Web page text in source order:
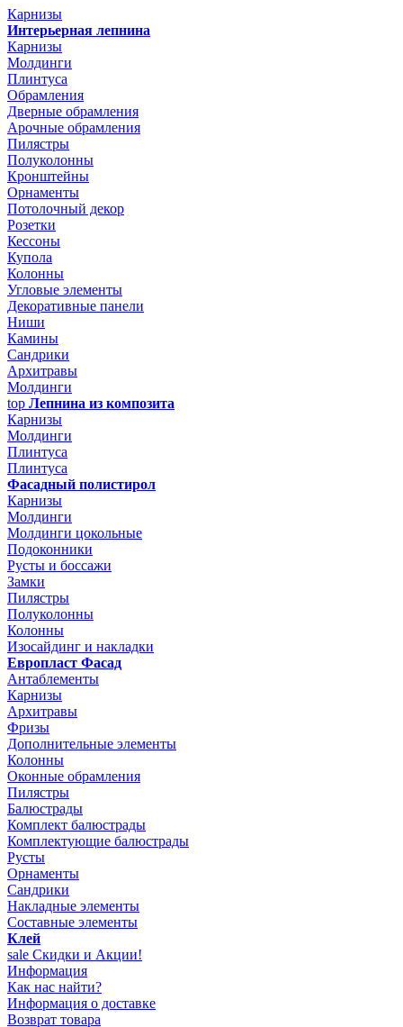
Карнизы
Интерьерная лепнина
Карнизы
Молдинги
Плинтуса
Обрамления
Дверные обрамления
Арочные обрамления
Пилястры
Полуколонны
Кронштейны
Орнаменты
Потолочный декор
Розетки
Кессоны
Купола
Колонны
Угловые элементы
Декоративные панели
Ниши
Камины
Сандрики
Архитравы
Молдинги
top Лепнина из композита
Карнизы
Молдинги
Плинтуса
Плинтуса
Фасадный полистирол
Карнизы
Молдинги
Молдинги цокольные
Подоконники
Русты и боссажи
Замки
Пилястры
Полуколонны
Колонны
Изосайдинг и накладки
Европласт Фасад
Антаблементы
Карнизы
Архитравы
Фризы
Дополнительные элементы
Колонны
Оконные обрамления
Пилястры
Балюстрады
Комплект балюстрады
Комплектующие балюстрады
Русты
Орнаменты
Сандрики
Накладные элементы
Составные элементы
Клей
sale Скидки и Акции!
Информация
Как нас найти?
Информация о доставке
Возврат товара